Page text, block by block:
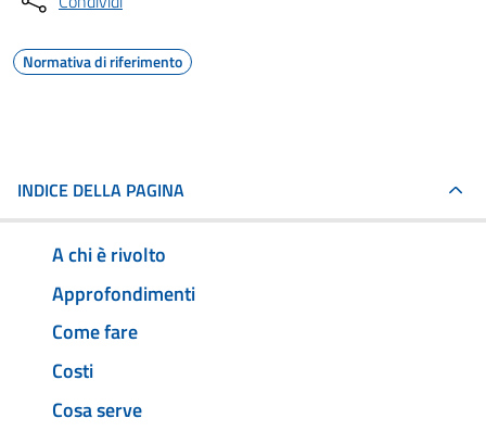
Normativa di riferimento
INDICE DELLA PAGINA
A chi è rivolto
Approfondimenti
Come fare
Costi
Cosa serve